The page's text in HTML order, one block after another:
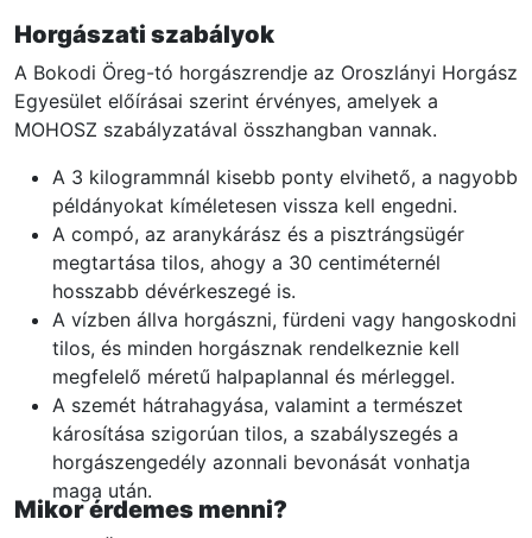
Horgászati szabályok
A Bokodi Öreg-tó horgászrendje az Oroszlányi Horgász
Egyesület előírásai szerint érvényes, amelyek a
MOHOSZ szabályzatával összhangban vannak.
A 3 kilogrammnál kisebb ponty elvihető, a nagyobb
példányokat kíméletesen vissza kell engedni.
A compó, az aranykárász és a pisztrángsügér
megtartása tilos, ahogy a 30 centiméternél
hosszabb dévérkeszegé is.
A vízben állva horgászni, fürdeni vagy hangoskodni
tilos, és minden horgásznak rendelkeznie kell
megfelelő méretű halpaplannal és mérleggel.
A szemét hátrahagyása, valamint a természet
károsítása szigorúan tilos, a szabályszegés a
horgászengedély azonnali bevonását vonhatja
maga után.
Mikor érdemes menni?